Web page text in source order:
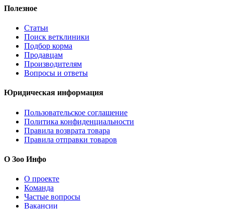
Полезное
Статьи
Поиск ветклиники
Подбор корма
Продавцам
Производителям
Вопросы и ответы
Юридическая информация
Пользовательское соглашение
Политика конфиденциальности
Правила возврата товара
Правила отправки товаров
О Зоо Инфо
О проекте
Команда
Частые вопросы
Вакансии